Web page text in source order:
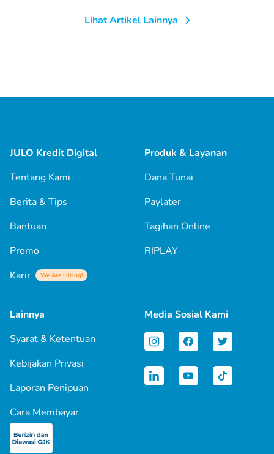
Lihat Artikel Lainnya
JULO Kredit Digital
Tentang Kami
Berita & Tips
Bantuan
Promo
Karir
We Are Hiring!
Produk & Layanan
Dana Tunai
Paylater
Tagihan Online
RIPLAY
Lainnya
Syarat & Ketentuan
Kebijakan Privasi
Laporan Penipuan
Cara Membayar
Media Sosial Kami